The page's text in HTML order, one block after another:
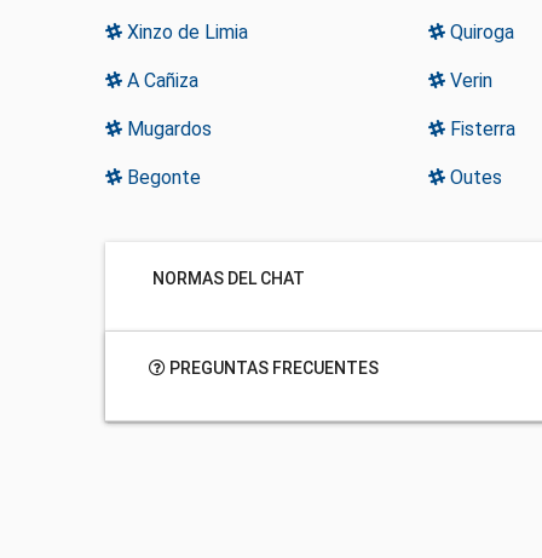
Xinzo de Limia Quiroga
A Cañiza Verin
Mugardos Fisterra
Begonte Outes
NORMAS DEL CHAT
PREGUNTAS FRECUENTES